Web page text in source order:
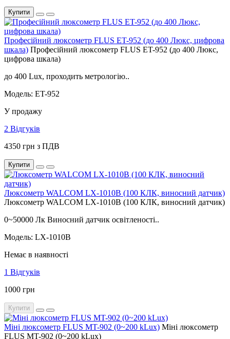
Купити
Професійний люксометр FLUS ET-952 (до 400 Люкс, цифрова
шкала) Професійний люксометр FLUS ET-952 (до 400 Люкс,
цифрова шкала)
до 400 Lux, проходить метрологію..
Модель: ET-952
У продажу
2 Відгуків
4350 грн з ПДВ
Купити
Люксометр WALCOM LX-1010B (100 КЛК, виносний датчик)
Люксометр WALCOM LX-1010B (100 КЛК, виносний датчик)
0~50000 Лк Виносний датчик освітленості..
Модель: LX-1010B
Немає в наявності
1 Відгуків
1000 грн
Купити
Міні люксометр FLUS MT-902 (0~200 kLux) Міні люксометр
FLUS MT-902 (0~200 kLux)